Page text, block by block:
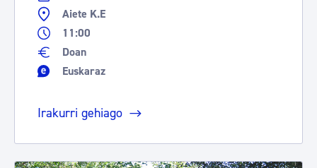
Aiete K.E
11:00
Doan
Euskaraz
Irakurri gehiago